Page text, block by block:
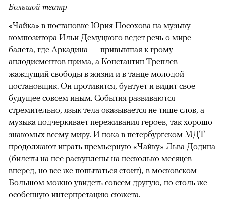
Большой театр
«Чайка» в постановке Юрия Посохова на музыку
композитора Ильи Демуцкого ведет речь о мире
балета, где Аркадина — привыкшая к грому
аплодисментов прима, а Константин Треплев —
жаждущий свободы в жизни и в танце молодой
постановщик. Он противится, бунтует и видит свое
будущее совсем иным. События развиваются
стремительно, язык тела оказывается не тише слов, а
музыка подчеркивает переживания героев, так хорошо
знакомых всему миру. И пока в петербургском МДТ
продолжают играть премьерную «Чайку» Льва Додина
(билеты на нее раскуплены на несколько месяцев
вперед, но все же попытаться стоит), в московском
Большом можно увидеть совсем другую, но столь же
особенную интерпретацию сюжета.